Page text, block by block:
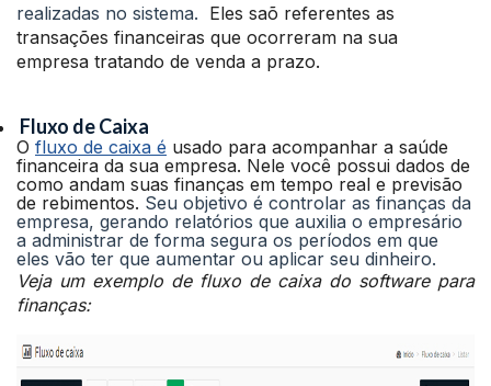
realizadas no sistema. Eles saõ referentes as
transações financeiras que ocorreram na sua
empresa tratando de venda a prazo.
Fluxo de Caixa
O fluxo de caixa é usado para acompanhar a saúde
financeira da sua empresa. Nele você possui dados de
como andam suas finanças em tempo real e previsão
de rebimentos. Seu objetivo é controlar as finanças da
empresa, gerando relatórios que auxilia o empresário
a administrar de forma segura os períodos em que
eles vão ter que aumentar ou aplicar seu dinheiro.
Veja um exemplo de fluxo de caixa do software para
finanças: